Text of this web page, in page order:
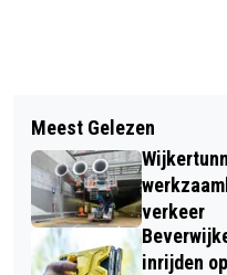
BEVERWIJK EN
SLACHTOFFERS
APRIL 1944
EERSTE GROEP
SENIOR’ START
CIOS
Meest Gelezen
verkeer
inrijden